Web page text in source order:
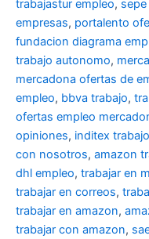
trabajastur empleo,
empresas, portalento
fundacion diagrama
trabajo autonomo,
mercadona ofertas de
empleo, bbva trabajo,
ofertas empleo
opiniones, inditex trabajo
con nosotros, amazon
dhl empleo, trabajar en
trabajar en correos,
trabajar en amazon,
trabajar con amazon,